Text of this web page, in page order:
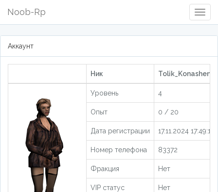
Noob-Rp
Аккаунт
Ник
Уровень 4
Опыт 0 / 20
Дата регистрации 17.11.2024 17:49:13
Номер телефона 83372
Фракция Нет
VIP статус Нет